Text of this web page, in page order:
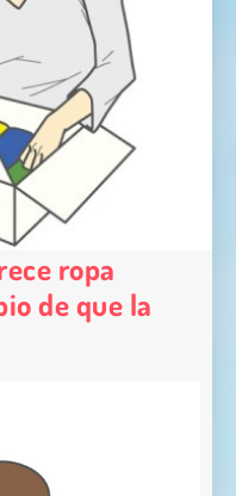
ropa
de que la